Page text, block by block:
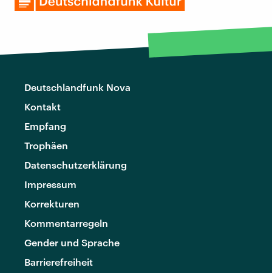
Deutschlandfunk Nova
Kontakt
Empfang
Trophäen
Datenschutzerklärung
Impressum
Korrekturen
Kommentarregeln
Gender und Sprache
Barrierefreiheit